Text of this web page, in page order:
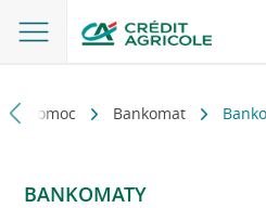
i pomoc Bankomat
BANKOMATY